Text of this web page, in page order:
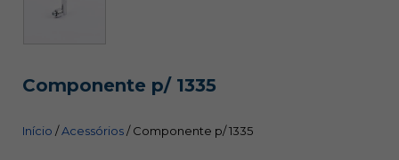
Componente p/ 1335
Início /Acessórios/ Componente p/ 1335